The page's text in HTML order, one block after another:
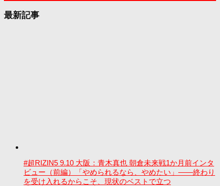
最新記事
#超RIZIN5 9.10 大阪：青木真也 朝倉未来戦1か月前インタ
ビュー（前編）「やめられるなら、やめたい」――終わり
を受け入れるからこそ、現状のベストで立つ